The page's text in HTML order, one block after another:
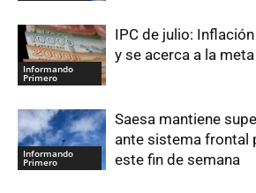
Informando
Primero
IPC de julio:
y se acerca a la
Informando
Primero
Saesa mantiene
ante sistema frontal
este fin de semana